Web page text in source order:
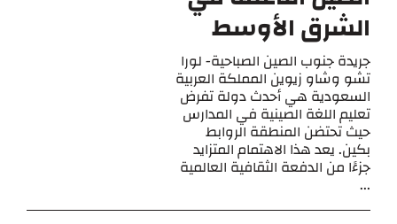
الشرق الأوسط
جريدة جنوب الصين الصباحية- لورا
تشو وشاو زيوين المملكة العربية
السعودية هي أحدث دولة تفرض
تعليم اللغة الصينية في المدارس
حيث تحتضن المنطقة الروابط
بكين. يعد هذا الاهتمام المتزايد
جزءًا من الدفعة الثقافية العالمية
...